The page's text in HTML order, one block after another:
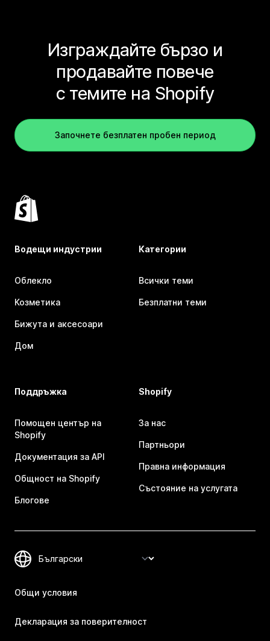
Изграждайте бързо и
продавайте повече
с темите на Shopify
Започнете безплатен пробен период
Водещи индустрии
Облекло
Козметика
Бижута и аксесоари
Дом
Категории
Всички теми
Безплатни теми
Поддръжка
Помощен център на
Shopify
Документация за API
Общност на Shopify
Блогове
Shopify
За нас
Партньори
Правна информация
Състояние на услугата
Общи условия
Декларация за поверителност